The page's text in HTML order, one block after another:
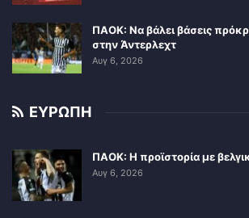
ΠΑΟΚ: Να βάλει βάσεις
στην Άντερλεχτ
Αυγ 6, 2026
ΕΥΡΩΠΗ
ΠΑΟΚ: Η προϊστορία με
Αυγ 6, 2026